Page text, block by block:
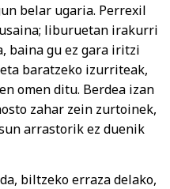
belar ugaria. Perrexil
liburuetan irakurri
baina gu ez gara iritzi
baratzeko izurriteak,
omen ditu. Berdea izan
zahar zein zurtoinek,
arrastorik ez duenik
da, biltzeko erraza delako,